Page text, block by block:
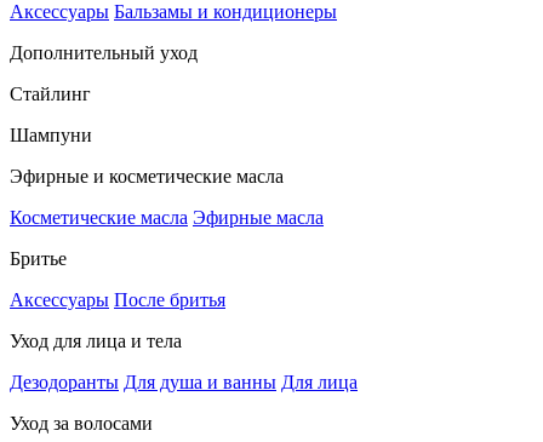
Аксессуары Бальзамы и кондиционеры
Дополнительный уход
Стайлинг
Шампуни
Эфирные и косметические масла
Косметические масла Эфирные масла
Бритье
Аксессуары После бритья
Уход для лица и тела
Дезодоранты Для душа и ванны Для лица
Уход за волосами